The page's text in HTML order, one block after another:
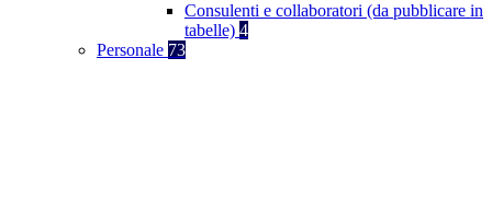
Consulenti e collaboratori (da pubblicare in
tabelle) 4
Personale 73